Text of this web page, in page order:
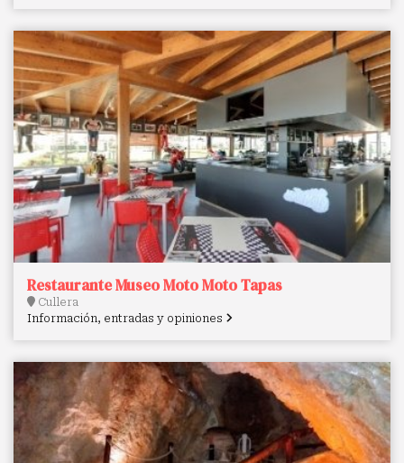
Restaurante Museo Moto Moto Tapas
Cullera
Información, entradas y opiniones